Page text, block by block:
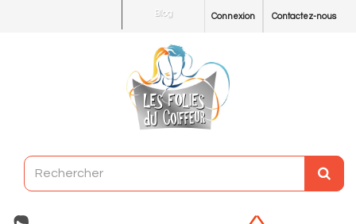
Contactez-nous
Connexion
Blog